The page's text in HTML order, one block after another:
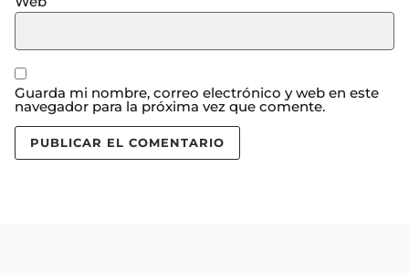
Guarda mi nombre, correo electrónico y web en este
navegador para la próxima vez que comente.